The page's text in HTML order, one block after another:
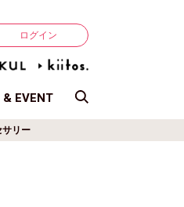
ログイン
& EVENT
サリー